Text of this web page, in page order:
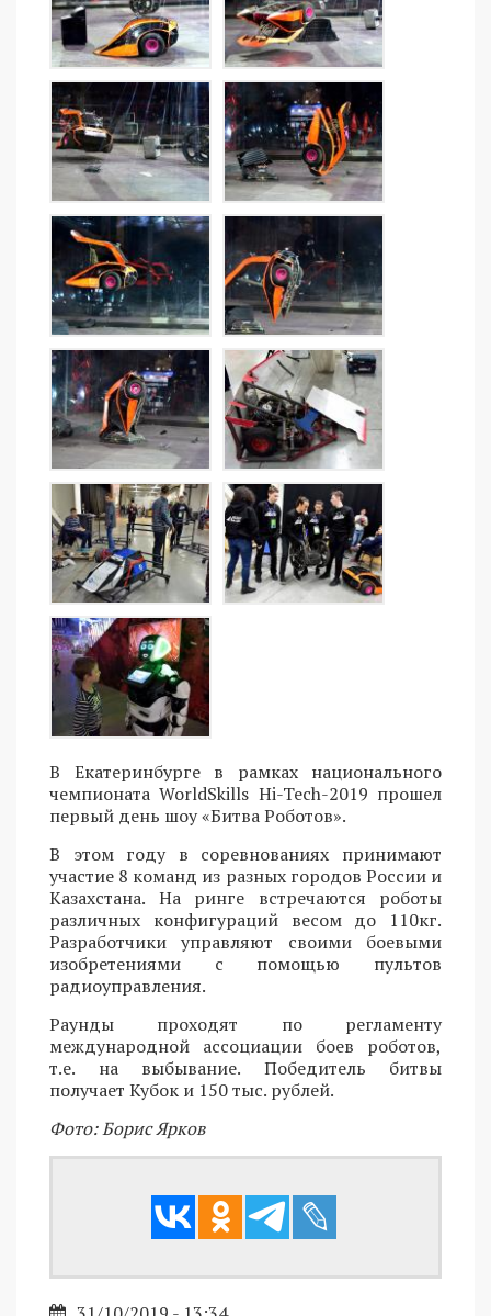
В Екатеринбурге в рамках национального
чемпионата WorldSkills Hi-Tech-2019 прошел
первый день шоу «Битва Роботов».
В этом году в соревнованиях принимают
участие 8 команд из разных городов России и
Казахстана. На ринге встречаются роботы
различных конфигураций весом до 110кг.
Разработчики управляют своими боевыми
изобретениями с помощью пультов
радиоуправления.
Раунды проходят по регламенту
международной ассоциации боев роботов,
т.е. на выбывание. Победитель битвы
получает Кубок и 150 тыс. рублей.
Фото: Борис Ярков